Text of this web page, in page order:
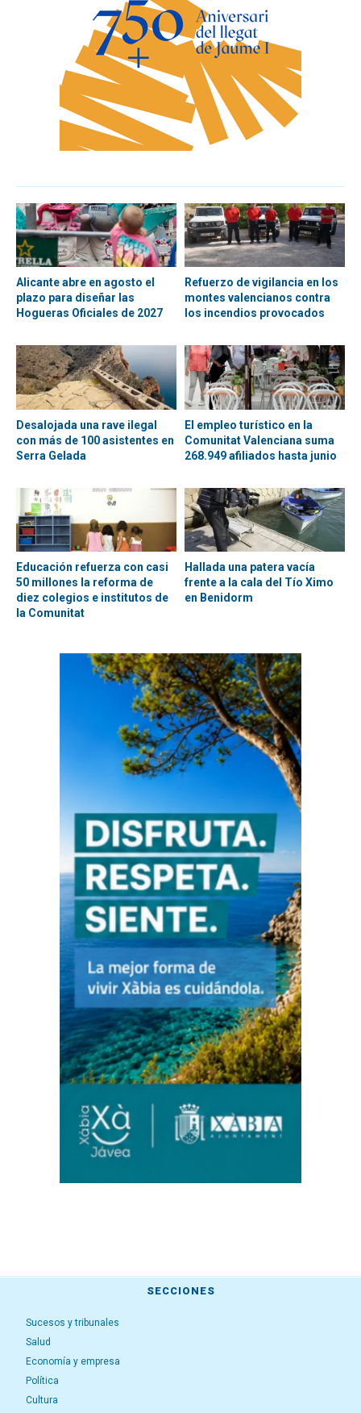
Alicante abre en agosto el
plazo para diseñar las
Hogueras Oficiales de 2027
Refuerzo de vigilancia en los
montes valencianos contra
los incendios provocados
Desalojada una rave ilegal
con más de 100 asistentes en
Serra Gelada
El empleo turístico en la
Comunitat Valenciana suma
268.949 afiliados hasta junio
Educación refuerza con casi
50 millones la reforma de
diez colegios e institutos de
la Comunitat
Hallada una patera vacía
frente a la cala del Tío Ximo
en Benidorm
SECCIONES
Sucesos y tribunales
Salud
Economía y empresa
Política
Cultura